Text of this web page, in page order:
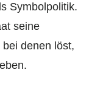
Symbolpolitik.
seine
denen löst,